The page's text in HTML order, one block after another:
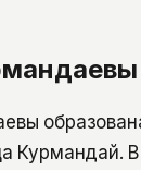
Курмандай.